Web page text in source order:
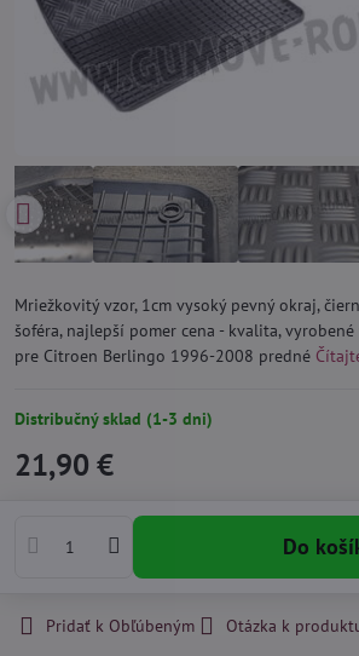
Mriežkovitý vzor, 1cm vysoký pevný okraj,
šoféra, najlepší pomer cena - kvalita,
pre Citroen Berlingo 1996-2008 predné
Distribučný sklad (1-3 dni)
21,90 €
Do
Pridať k Obľúbeným Otázka k